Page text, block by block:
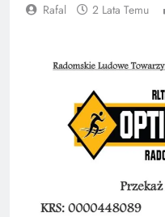
Rafal 2 Lata Temu